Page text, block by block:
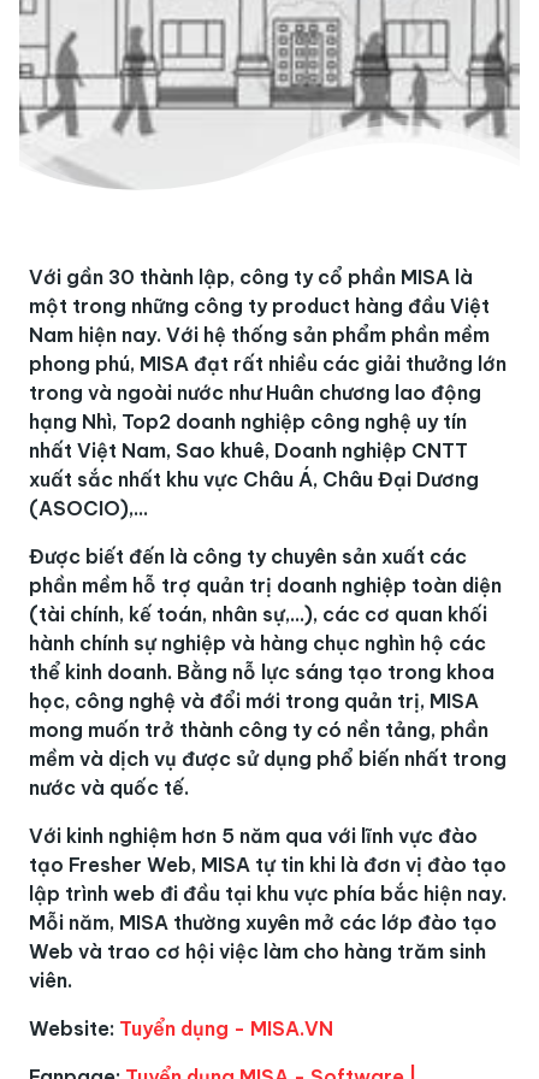
Với gần 30 thành lập, công ty cổ phần MISA là
một trong những công ty product hàng đầu Việt
Nam hiện nay. Với hệ thống sản phẩm phần mềm
phong phú, MISA đạt rất nhiều các giải thưởng lớn
trong và ngoài nước như Huân chương lao động
hạng Nhì, Top2 doanh nghiệp công nghệ uy tín
nhất Việt Nam, Sao khuê, Doanh nghiệp CNTT
xuất sắc nhất khu vực Châu Á, Châu Đại Dương
(ASOCIO),...
Được biết đến là công ty chuyên sản xuất các
phần mềm hỗ trợ quản trị doanh nghiệp toàn diện
(tài chính, kế toán, nhân sự,...), các cơ quan khối
hành chính sự nghiệp và hàng chục nghìn hộ các
thể kinh doanh. Bằng nỗ lực sáng tạo trong khoa
học, công nghệ và đổi mới trong quản trị, MISA
mong muốn trở thành công ty có nền tảng, phần
mềm và dịch vụ được sử dụng phổ biến nhất trong
nước và quốc tế.
Với kinh nghiệm hơn 5 năm qua với lĩnh vực đào
tạo Fresher Web, MISA tự tin khi là đơn vị đào tạo
lập trình web đi đầu tại khu vực phía bắc hiện nay.
Mỗi năm, MISA thường xuyên mở các lớp đào tạo
Web và trao cơ hội việc làm cho hàng trăm sinh
viên.
Website: Tuyển dụng - MISA.VN